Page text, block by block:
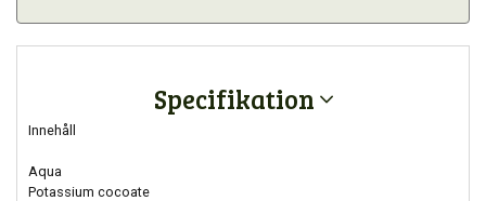
Specifikation
Innehåll
Aqua
Potassium cocoate